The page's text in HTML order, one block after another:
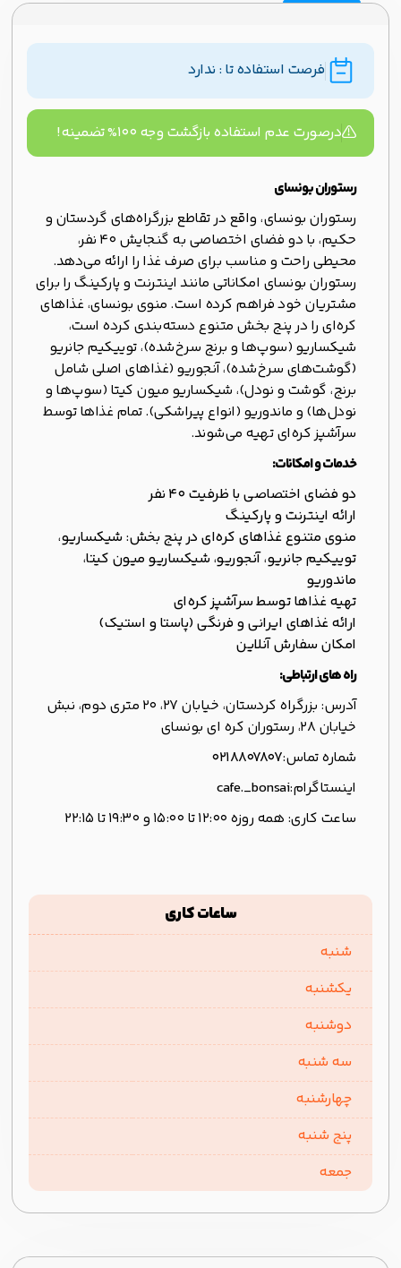
فرصت استفاده تا : ندارد
درصورت عدم استفاده بازگشت وجه ۱۰۰% تضمینه!
رستوران بونسای
رستوران بونسای، واقع در تقاطع بزرگراه‌های گردستان و
حکیم، با دو فضای اختصاصی به گنجایش ۴۰ نفر،
محیطی راحت و مناسب برای صرف غذا را ارائه می‌دهد.
رستوران بونسای امکاناتی مانند اینترنت و پارکینگ را برای
مشتریان خود فراهم کرده است. منوی بونسای، غذاهای
کره‌ای را در پنج بخش متنوع دسته‌بندی کرده است،
شیکساریو (سوپ‌ها و برنج سرخ‌شده)، توییکیم جانریو
(گوشت‌های سرخ‌شده)، آنجوریو (غذاهای اصلی شامل
برنج، گوشت و نودل)، شیکساریو میون کیتا (سوپ‌ها و
نودل‌ها) و ماندوریو (انواع پیراشکی). تمام غذاها توسط
سرآشپز کره‌ای تهیه می‌شوند.
خدمات و امکانات:
دو فضای اختصاصی با ظرفیت ۴۰ نفر
ارائه اینترنت و پارکینگ
منوی متنوع غذاهای کره‌ای در پنج بخش: شیکساریو،
توییکیم جانریو، آنجوریو، شیکساریو میون کیتا،
ماندوریو
تهیه غذاها توسط سرآشپز کره‌ای
ارائه غذاهای ایرانی و فرنگی (پاستا و استیک)
امکان سفارش آنلاین
راه های ارتباطی:
آدرس: بزرگراه کردستان، خیابان ۲۷، ۲۰ متری دوم، نبش
خیابان ۲۸، رستوران کره ای بونسای
شماره تماس:0218807807
اینستاگرام:cafe._bonsai
ساعت کاری: همه روزه 12:00 تا 15:00 و 19:30 تا 22:15
ساعات کاری
شنبه
یکشنبه
دوشنبه
سه شنبه
چهارشنبه
پنج شنبه
جمعه